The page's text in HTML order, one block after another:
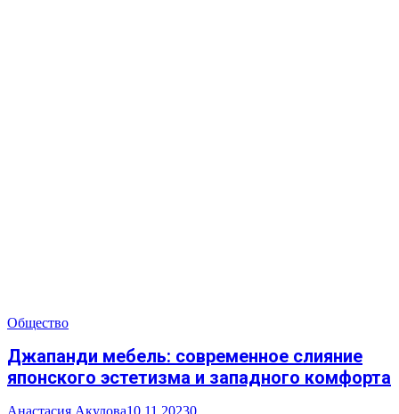
Общество
Джапанди мебель: современное слияние
японского эстетизма и западного комфорта
Анастасия Акулова10.11.20230